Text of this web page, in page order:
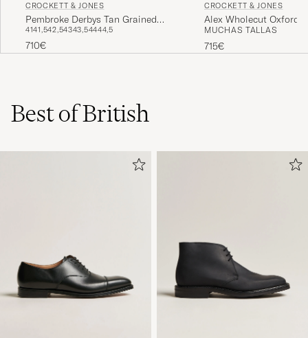
CROCKETT & JONES
Pembroke Derbys Tan Grained
Calf
4141,542,54343,54444,5
710€
CROCKETT & JONES
Alex Wholecut Oxford
MUCHAS TALLAS
715€
Best of British